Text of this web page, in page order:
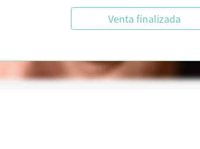
Venta finalizada